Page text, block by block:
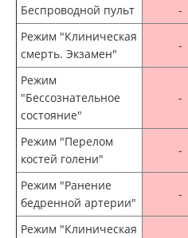
Беспроводной пульт
-
Режим "Клиническая
смерть. Экзамен"
-
Режим
"Бессознательное
состояние"
-
Режим "Перелом
костей голени"
-
Режим "Ранение
бедренной артерии"
-
Режим "Клиническая